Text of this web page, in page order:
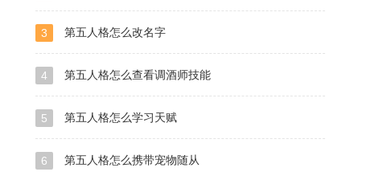
3 第五人格怎么改名字
4 第五人格怎么查看调酒师技能
5 第五人格怎么学习天赋
6 第五人格怎么携带宠物随从